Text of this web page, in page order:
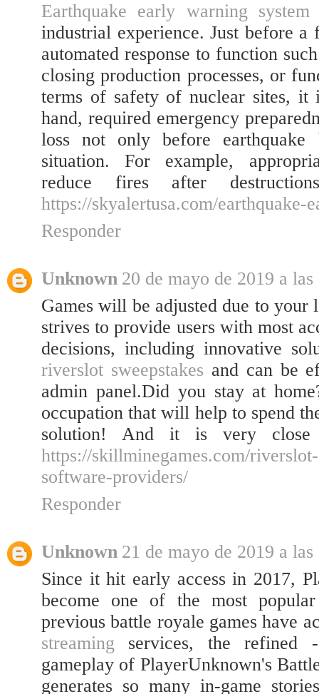
Earthquake early warning system
industrial experience. Just before a
automated response to function
closing production processes, or
terms of safety of nuclear sites, it
hand, required emergency
loss not only before
situation. For example,
reduce fires after
https://skyalertusa.com/earthquake-
Responder
Unknown 20 de mayo de 2019 a las
Games will be adjusted due to
strives to provide users with most
decisions, including innovative
riverslot sweepstakes and can be
admin panel.Did you stay at
occupation that will help to spend
solution! And it is very close
https://skillminegames.com/
software-providers/
Responder
Unknown 21 de mayo de 2019 a las
Since it hit early access in 2017,
become one of the most
previous battle royale games have
streaming services, the refined
gameplay of PlayerUnknown's
generates so many in-game